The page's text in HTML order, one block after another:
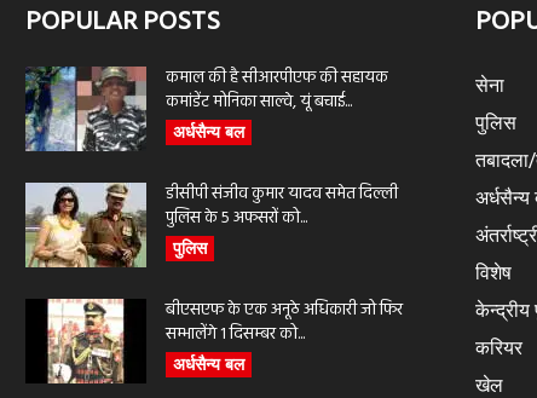
POPULAR POSTS
कमाल की है सीआरपीएफ की सहायक
कमांडेंट मोनिका साल्वे, यूं बचाई...
अर्धसैन्य बल
डीसीपी संजीव कुमार यादव समेत दिल्ली
पुलिस के 5 अफसरों को...
पुलिस
बीएसएफ के एक अनूठे अधिकारी जो फिर
सम्भालेंगे 1 दिसम्बर को...
अर्धसैन्य बल
सेना
पुलिस
विशेष
करियर
खेल